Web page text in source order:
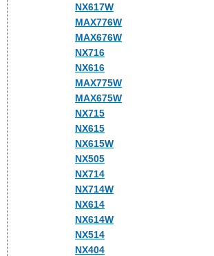
NX617W
MAX776W
MAX676W
NX716
NX616
MAX775W
MAX675W
NX715
NX615
NX615W
NX505
NX714
NX714W
NX614
NX614W
NX514
NX404